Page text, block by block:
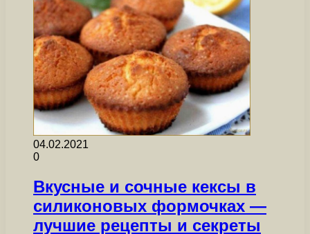
04.02.2021
0
Вкусные и сочные кексы в
силиконовых формочках —
лучшие рецепты и секреты